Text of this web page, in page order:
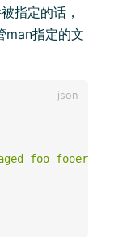
指定的话，
man指定的文
foo fooer